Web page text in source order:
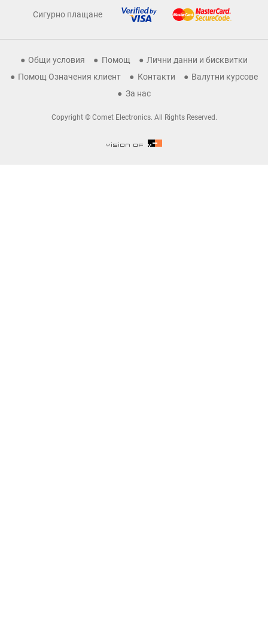
Сигурно плащане
Общи условия Помощ
Лични данни и бисквитки
Помощ Означения клиент
Контакти
Валутни курсове
За нас
Copyright © Comet Electronics. All Rights Reserved.